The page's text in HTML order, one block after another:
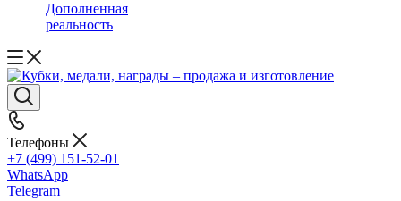
Дополненная
реальность
Телефоны
+7 (499) 151-52-01
WhatsApp
Telegram